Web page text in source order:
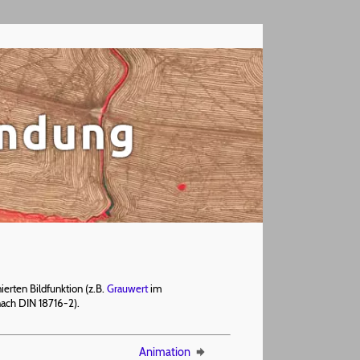
Bildfunktion (z.B. Grauwertim
DIN 18716-2).
Animation